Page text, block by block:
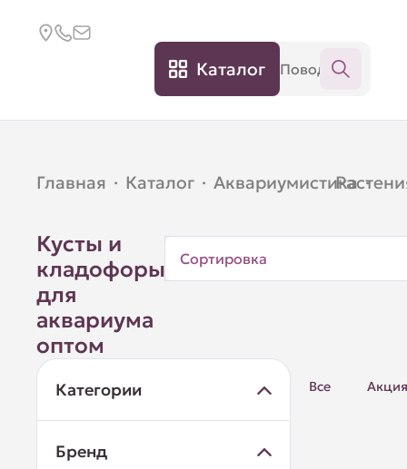
Каталог
Главная · Каталог · Аквариумистика ·
Кусты и
кладофоры
для
аквариума
оптом
Сортировка
Категории
Бренд
Все